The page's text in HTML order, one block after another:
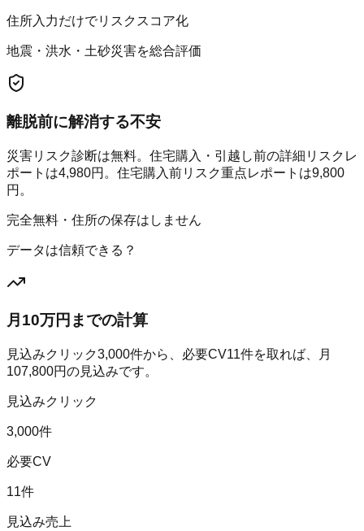
住所入力だけでリスクスコア化
地震・洪水・土砂災害を総合評価
離脱前に解消する不安
災害リスク診断は無料。住宅購入・引越し前の詳細リスクレ
ポートは4,980円。住宅購入前リスク重点レポートは9,800
円。
完全無料・住所の保存はしません
データは信頼できる？
月10万円までの計算
見込みクリック3,000件から、必要CV11件を取れば、月
107,800円の見込みです。
見込みクリック
3,000件
必要CV
11件
見込み売上